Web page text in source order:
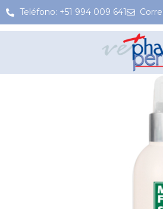
Teléfono: +51 994 009 641